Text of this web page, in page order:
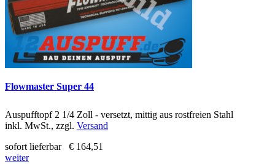
Flowmaster Super 44
Auspufftopf 2 1/4 Zoll - versetzt, mittig aus rostfreien Stahl
inkl. MwSt., zzgl. Versand
sofort lieferbar
€ 164,51
weiter